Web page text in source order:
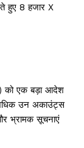
हुए 8 हजार X
को एक बड़ा आदेश
उन अकाउंट्स
भ्रामक सूचनाएं